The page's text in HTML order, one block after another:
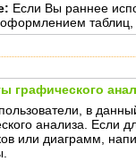
Если Вы раннее
таблиц,
графического
в
анализа. Если
или диаграмм,